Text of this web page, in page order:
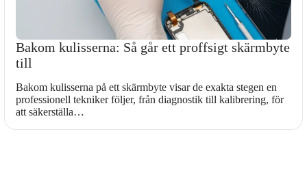
Bakom kulisserna: Så går ett proffsigt skärmbyte
till
Bakom kulisserna på ett skärmbyte visar de exakta stegen en
professionell tekniker följer, från diagnostik till kalibrering, för
att säkerställa…